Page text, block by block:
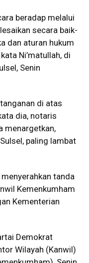
beradap melalui
secara baik-
dan aturan hukum
Ni’matullah, di
Senin
di atas
dia, notaris
menargetkan,
paling lambat
tanda
Kemenkumham
Kementerian
Demokrat
Wilayah (Kanwil)